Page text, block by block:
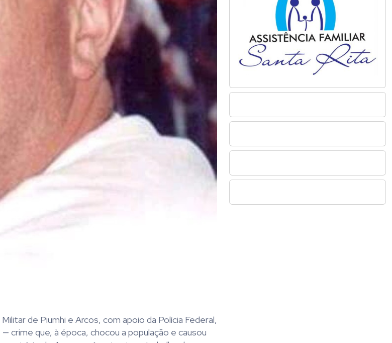
de Piumhi e Arcos, com apoio da Polícia Federal,
crime que, à época, chocou a população e causou